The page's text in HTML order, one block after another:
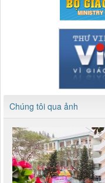
Chúng tôi qua ảnh